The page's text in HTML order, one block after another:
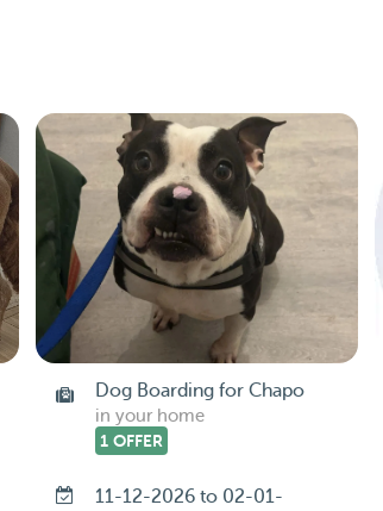
Dog Boarding for Chapo
in your home
1 OFFER
11-12-2026 to 02-01-